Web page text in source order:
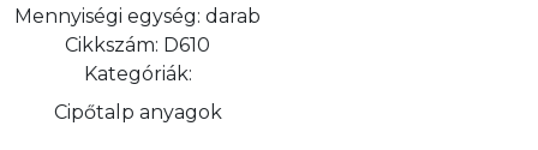
Mennyiségi egység: darab
Cikkszám: D610
Kategóriák:
Cipőtalp anyagok